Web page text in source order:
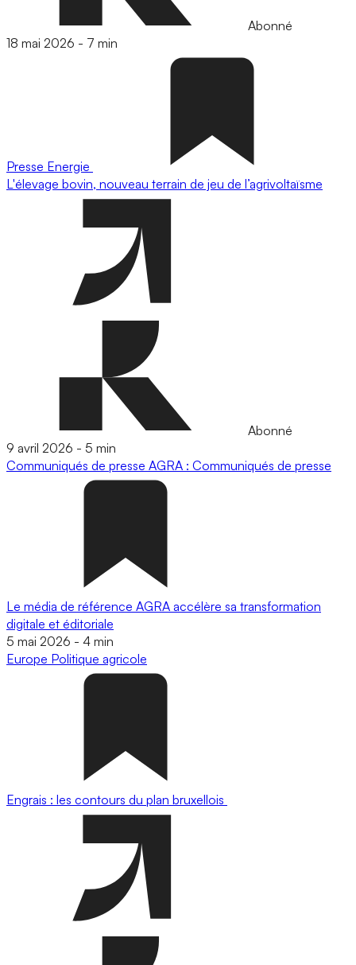
Abonné
18 mai 2026 - 7 min
Presse Energie
L'élevage bovin, nouveau terrain de jeu de l’agrivoltaïsme
Abonné
9 avril 2026 - 5 min
Communiqués de presse AGRA : Communiqués de presse
Le média de référence AGRA accélère sa transformation
digitale et éditoriale
5 mai 2026 - 4 min
Europe Politique agricole
Engrais : les contours du plan bruxellois